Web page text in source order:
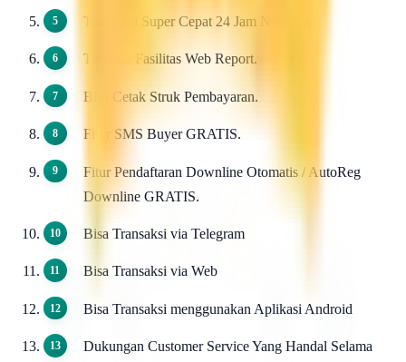
Transaksi Super Cepat 24 Jam Non Stop.
Tersedia Fasilitas Web Report.
Bisa Cetak Struk Pembayaran.
Fitur SMS Buyer GRATIS.
Fitur Pendaftaran Downline Otomatis / AutoReg
Downline GRATIS.
Bisa Transaksi via Telegram
Bisa Transaksi via Web
Bisa Transaksi menggunakan Aplikasi Android
Dukungan Customer Service Yang Handal Selama